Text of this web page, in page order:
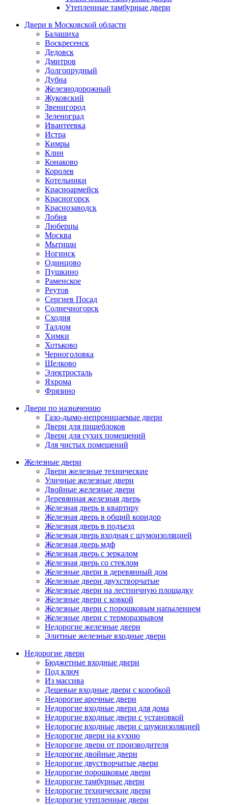
Утепленные тамбурные двери
Двери в Московской области
Балашиха
Воскресенск
Дедовск
Дмитров
Долгопрудный
Дубна
Железнодорожный
Жуковский
Звенигород
Зеленоград
Ивантеевка
Истра
Кимры
Клин
Конаково
Королев
Котельники
Красноармейск
Красногорск
Краснозаводск
Лобня
Люберцы
Москва
Мытищи
Ногинск
Одинцово
Пушкино
Раменское
Реутов
Сергиев Посад
Солнечногорск
Сходня
Талдом
Химки
Хотьково
Черноголовка
Щелково
Электросталь
Яхрома
Фрязино
Двери по назначению
Газо-дымо-непроницаемые двери
Двери для пищеблоков
Двери для сухих помещений
Для чистых помещений
Железные двери
Двери железные технические
Уличные железные двери
Двойные железные двери
Деревянная железная дверь
Железная дверь в квартиру
Железная дверь в общий коридор
Железная дверь в подъезд
Железная дверь входная с шумоизоляцией
Железная дверь мдф
Железная дверь с зеркалом
Железная дверь со стеклом
Железные двери в деревянный дом
Железные двери двухстворчатые
Железные двери на лестничную площадку
Железные двери с ковкой
Железные двери с порошковым напылением
Железные двери с терморазрывом
Недорогие железные двери
Элитные железные входные двери
Недорогие двери
Бюджетные входные двери
Под ключ
Из массива
Дешевые входные двери с коробкой
Недорогие арочные двери
Недорогие входные двери для дома
Недорогие входные двери с установкой
Недорогие входные двери с шумоизоляцией
Недорогие двери на кухню
Недорогие двери от производителя
Недорогие двойные двери
Недорогие двустворчатые двери
Недорогие порошковые двери
Недорогие тамбурные двери
Недорогие технические двери
Недорогие утепленные двери